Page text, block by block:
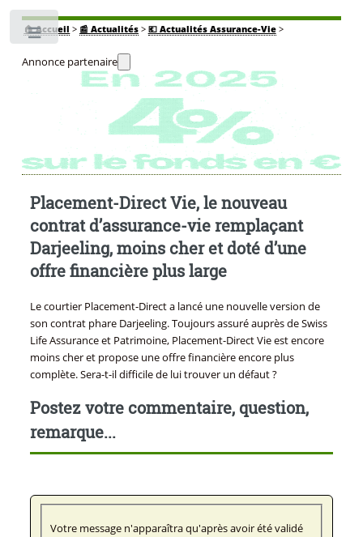
🏠Accueil > 📰 Actualités> 💶 Actualités Assurance-Vie>
Annonce partenaire
Placement-Direct Vie, le nouveau
contrat d’assurance-vie remplaçant
Darjeeling, moins cher et doté d’une
offre financière plus large
Le courtier Placement-Direct a lancé une nouvelle version de
son contrat phare Darjeeling. Toujours assuré auprès de Swiss
Life Assurance et Patrimoine, Placement-Direct Vie est encore
moins cher et propose une offre financière encore plus
complète. Sera-t-il difficile de lui trouver un défaut ?
Postez votre commentaire, question,
remarque...
Votre message n'apparaîtra qu'après avoir été validé
Toggle